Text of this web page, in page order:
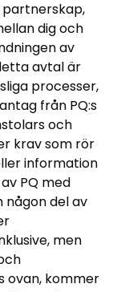
dig och
av
avtal är
processer,
från PQ:s
och
krav som rör
information
PQ med
någon del av
men
ovan, kommer